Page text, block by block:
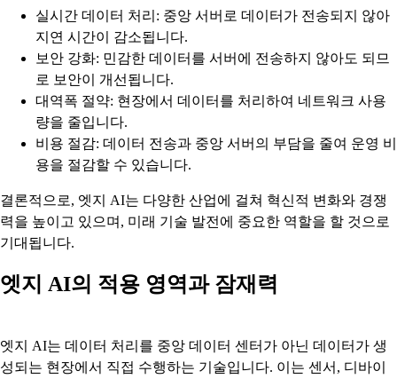
실시간 데이터 처리: 중앙 서버로 데이터가 전송되지 않아
지연 시간이 감소됩니다.
보안 강화: 민감한 데이터를 서버에 전송하지 않아도 되므
로 보안이 개선됩니다.
대역폭 절약: 현장에서 데이터를 처리하여 네트워크 사용
량을 줄입니다.
비용 절감: 데이터 전송과 중앙 서버의 부담을 줄여 운영 비
용을 절감할 수 있습니다.
결론적으로, 엣지 AI는 다양한 산업에 걸쳐 혁신적 변화와 경쟁
력을 높이고 있으며, 미래 기술 발전에 중요한 역할을 할 것으로
기대됩니다.
엣지 AI의 적용 영역과 잠재력
엣지 AI는 데이터 처리를 중앙 데이터 센터가 아닌 데이터가 생
성되는 현장에서 직접 수행하는 기술입니다. 이는 센서, 디바이